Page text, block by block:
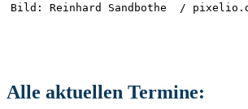
Bild: Reinhard Sandbothe  /
Alle aktuellen Termine: